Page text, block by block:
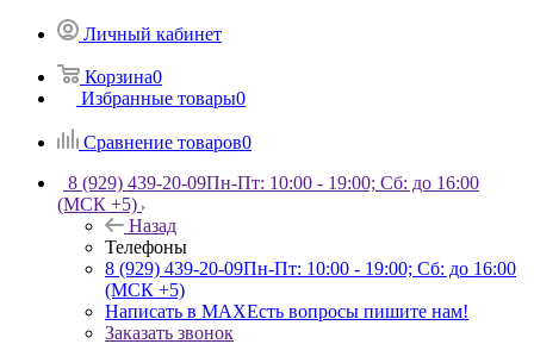
Личный кабинет
Корзина0
Избранные товары0
Сравнение товаров0
8 (929) 439-20-09Пн-Пт: 10:00 - 19:00; Сб: до 16:00
(МСК +5)
Назад
Телефоны
8 (929) 439-20-09Пн-Пт: 10:00 - 19:00; Сб: до 16:00
(МСК +5)
Написать в MAXЕсть вопросы пишите нам!
Заказать звонок